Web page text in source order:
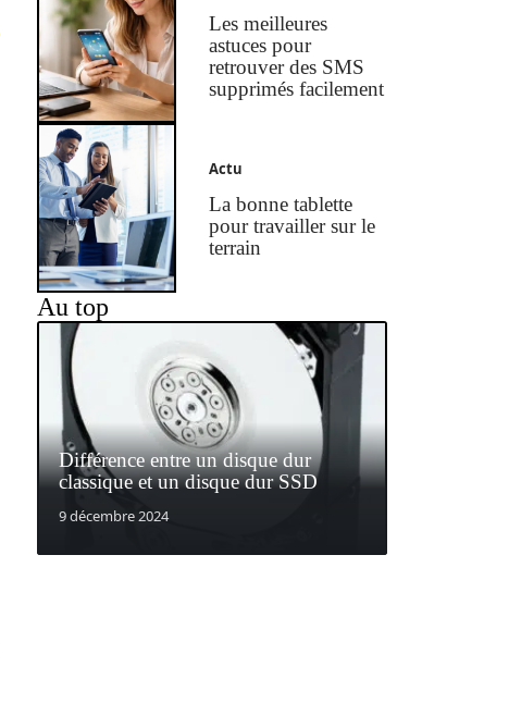
Les meilleures
astuces pour
retrouver des SMS
supprimés facilement
Actu
La bonne tablette
pour travailler sur le
terrain
Au top
Différence entre un disque dur
classique et un disque dur SSD
9 décembre 2024